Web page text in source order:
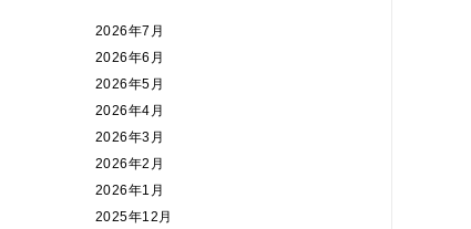
2026年7月
2026年6月
2026年5月
2026年4月
2026年3月
2026年2月
2026年1月
2025年12月